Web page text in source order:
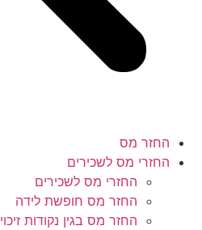
החזר מס
החזרי מס לשכירים
החזרי מס לשכירים
החזר מס חופשת לידה
החזר מס בגין נקודות זיכוי